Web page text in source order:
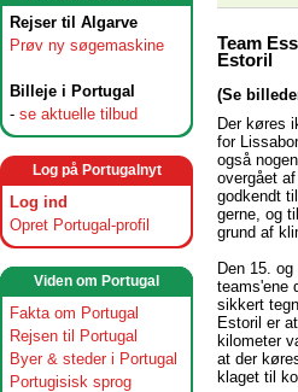
Rejser til Algarve
Prøv ny søgemaskine
Billeje i Portugal
- se aktuelle tilbud
Log på Portugalnyt
Log ind
Opret Portugal-profil
Viden om Portugal
Fakta om Portugal
Rejsen til Portugal
Byer & steder i Portugal
Portugisisk sprog
Team
Estoril
(Se
Der køres
for
også
overgået
godkendt
gerne, og
grund af
Den 15.
teams'ene
sikkert
Estoril er
kilometer
at der
klaget til